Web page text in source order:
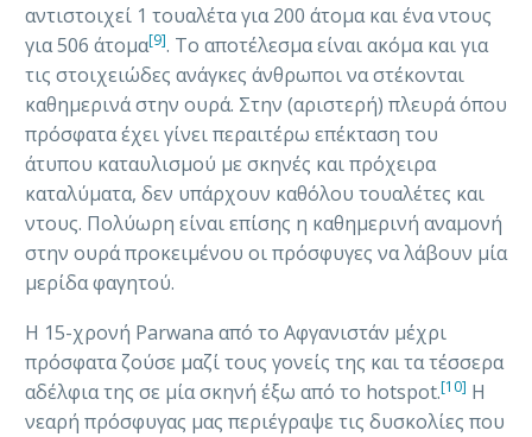
αντιστοιχεί 1 τουαλέτα για 200 άτομα και ένα ντους
για 506 άτομα[9]. Το αποτέλεσμα είναι ακόμα και για
τις στοιχειώδες ανάγκες άνθρωποι να στέκονται
καθημερινά στην ουρά. Στην (αριστερή) πλευρά όπου
πρόσφατα έχει γίνει περαιτέρω επέκταση του
άτυπου καταυλισμού με σκηνές και πρόχειρα
καταλύματα, δεν υπάρχουν καθόλου τουαλέτες και
ντους. Πολύωρη είναι επίσης η καθημερινή αναμονή
στην ουρά προκειμένου οι πρόσφυγες να λάβουν μία
μερίδα φαγητού.
Η 15-χρονή Parwana από το Αφγανιστάν μέχρι
πρόσφατα ζούσε μαζί τους γονείς της και τα τέσσερα
αδέλφια της σε μία σκηνή έξω από τo hotspot.[10] Η
νεαρή πρόσφυγας μας περιέγραψε τις δυσκολίες που